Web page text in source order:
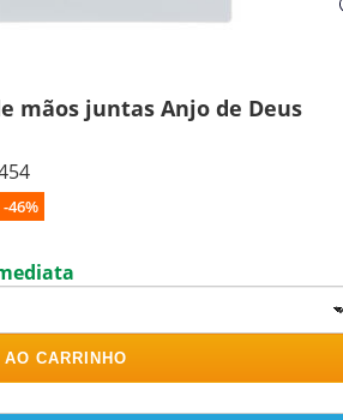
mãos juntas Anjo de Deus
-46%
CARRINHO